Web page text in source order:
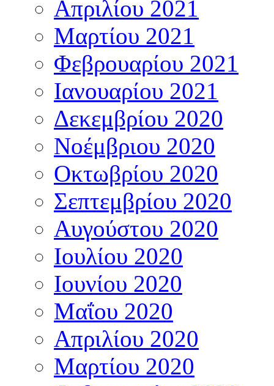
Απριλίου 2021
Μαρτίου 2021
Φεβρουαρίου 2021
Ιανουαρίου 2021
Δεκεμβρίου 2020
Νοέμβριου 2020
Οκτωβρίου 2020
Σεπτεμβρίου 2020
Αυγούστου 2020
Ιουλίου 2020
Ιουνίου 2020
Μαΐου 2020
Απριλίου 2020
Μαρτίου 2020